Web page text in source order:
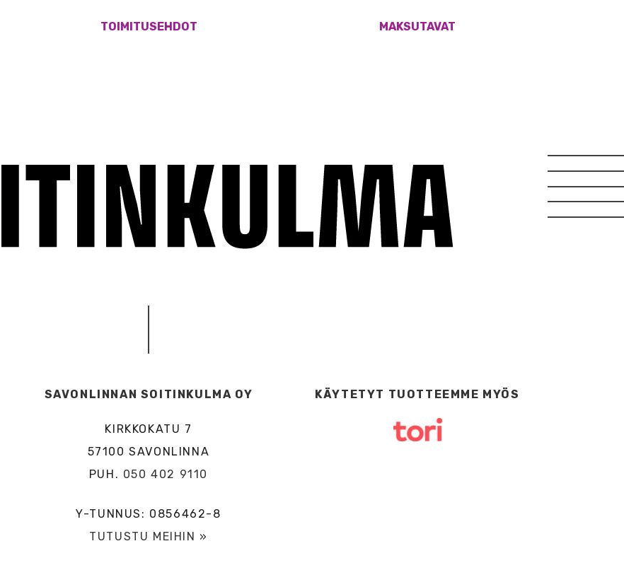
TOIMITUSEHDOT MAKSUTAVAT
SAVONLINNAN SOITINKULMA OY
KIRKKOKATU 7
57100 SAVONLINNA
PUH. 050 402 9110
Y-TUNNUS: 0856462-8
TUTUSTU MEIHIN »
KÄYTETYT TUOTTEEMME MYÖS